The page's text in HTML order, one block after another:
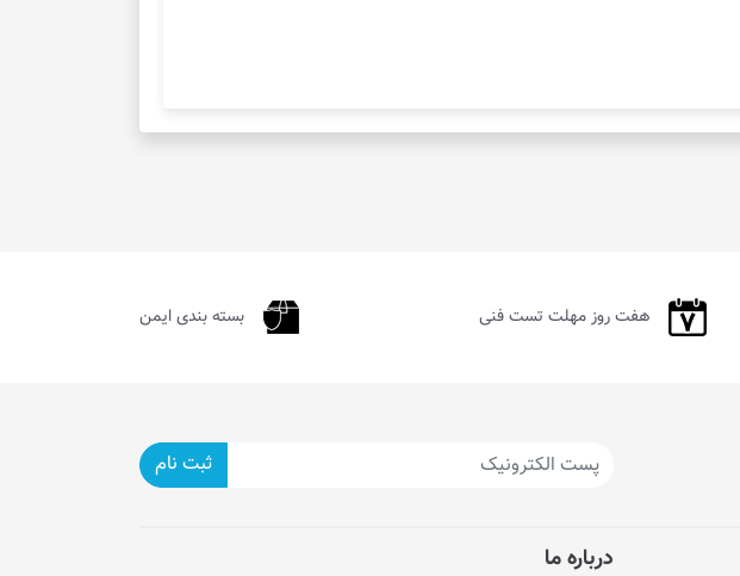
هفت روز مهلت تست فنی بسته بندی ایمن
ثبت نام
درباره ما